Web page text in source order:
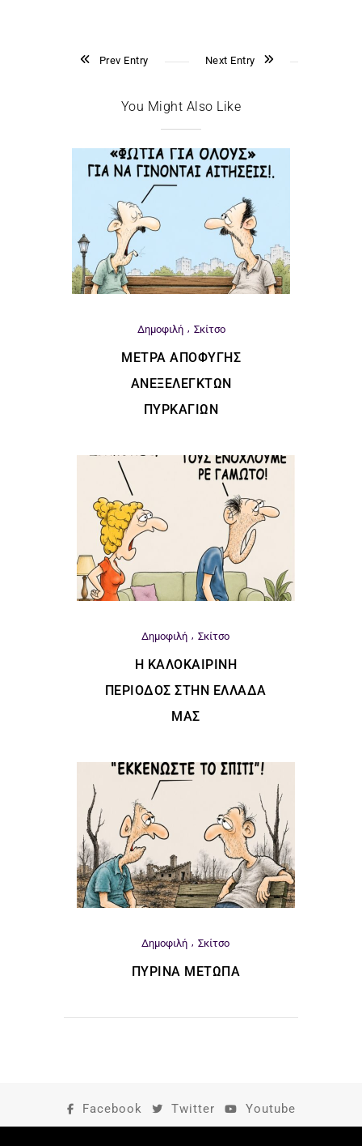
Prev Entry Next Entry
You Might Also Like
Δημοφιλή Σκίτσο
ΜΈΤΡΑ ΑΠΟΦΥΓΉΣ
ΑΝΕΞΈΛΕΓΚΤΩΝ
ΠΥΡΚΑΓΙΏΝ
Δημοφιλή Σκίτσο
Η ΚΑΛΟΚΑΙΡΙΝΉ
ΠΕΡΊΟΔΟΣ ΣΤΗΝ ΕΛΛΆΔΑ
ΜΑΣ
Δημοφιλή Σκίτσο
ΠΎΡΙΝΑ ΜΈΤΩΠΑ
Facebook Twitter Youtube